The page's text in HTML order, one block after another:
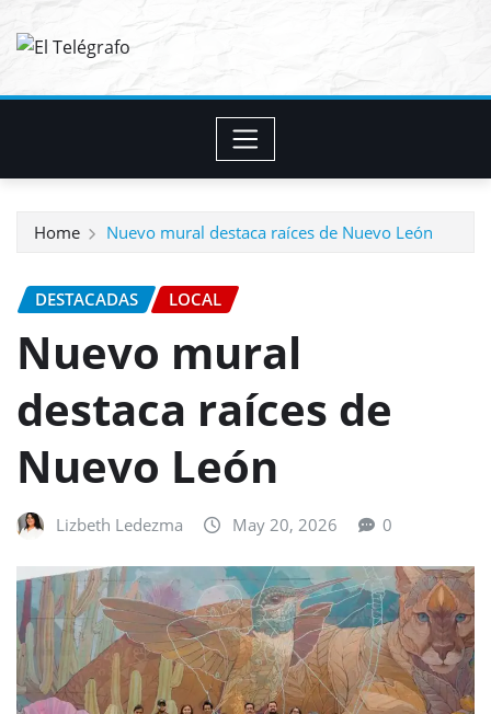
Home Nuevo mural destaca raíces de Nuevo León
DESTACADAS LOCAL
Nuevo mural
destaca raíces de
Nuevo León
Lizbeth Ledezma May 20, 2026 0